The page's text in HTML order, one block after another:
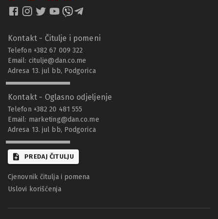
Kontakt - Čitulje i pomeni
Telefon +382 67 009 322
Email: citulje@dan.co.me
Adresa 13. jul bb, Podgorica
Kontakt - Oglasno odjeljenje
Telefon +382 20 481 555
Email: marketing@dan.co.me
Adresa 13. jul bb, Podgorica
PREDAJ ČITULJU
Cjenovnik čitulja i pomena
Uslovi korišćenja